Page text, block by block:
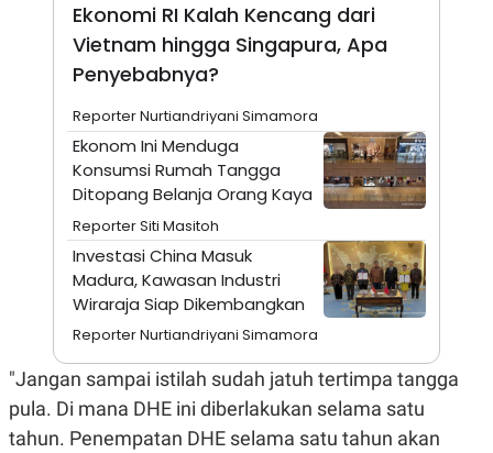
KANAL
Ekonomi RI Kalah Kencang dari
Vietnam hingga Singapura, Apa
Penyebabnya?
Reporter Nurtiandriyani Simamora
Ekonom Ini Menduga
Konsumsi Rumah Tangga
Ditopang Belanja Orang Kaya
Reporter Siti Masitoh
Investasi China Masuk
Madura, Kawasan Industri
Wiraraja Siap Dikembangkan
Reporter Nurtiandriyani Simamora
"Jangan sampai istilah sudah jatuh tertimpa tangga
pula. Di mana DHE ini diberlakukan selama satu
tahun. Penempatan DHE selama satu tahun akan